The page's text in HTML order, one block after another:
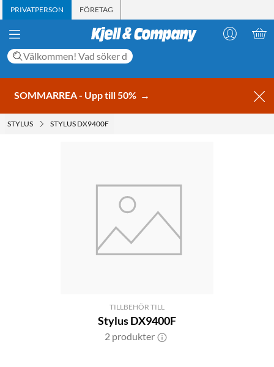
PRIVATPERSON FÖRETAG
SOMMARREA - Upp till 50% →
STYLUS STYLUS DX9400F
TILLBEHÖR TILL
Stylus DX9400F
2 produkter